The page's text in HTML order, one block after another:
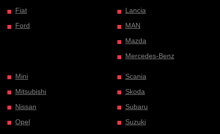
Fiat
Ford
Lancia
MAN
Mazda
Mercedes-Benz
Mini
Mitsubishi
Nissan
Opel
Scania
Skoda
Subaru
Suzuki